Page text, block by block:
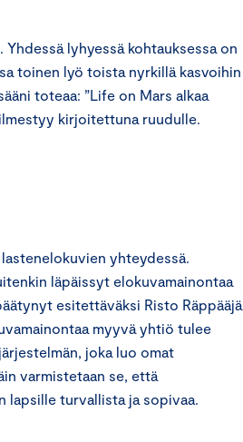
lyhyessä kohtauksessa on
toinen lyö toista nyrkillä kasvoihin
toteaa: ”Life on Mars alkaa
kirjoitettuna ruudulle.
yhteydessä.
läpäissyt elokuvamainontaa
esitettäväksi Risto Räppääjä
myyvä yhtiö tulee
joka luo omat
varmistetaan se, että
lapsille turvallista ja sopivaa.